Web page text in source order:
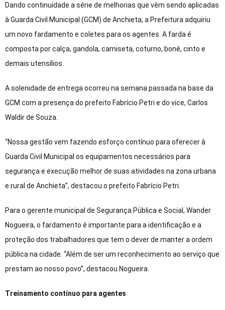
Dando continuidade a série de melhorias que vêm sendo aplicadas
à Guarda Civil Municipal (GCM) de Anchieta, a Prefeitura adquiriu
um novo fardamento e coletes para os agentes. A farda é
composta por calça, gandola, camiseta, coturno, boné, cinto e
demais utensílios.
A solenidade de entrega ocorreu na semana passada na base da
GCM com a presença do prefeito Fabrício Petri e do vice, Carlos
Waldir de Souza.
“Nossa gestão vem fazendo esforço contínuo para oferecer à
Guarda Civil Municipal os equipamentos necessários para
segurança e execução melhor de suas atividades na zona urbana
e rural de Anchieta”, destacou o prefeito Fabrício Petri.
Para o gerente municipal de Segurança Pública e Social, Wander
Nogueira, o fardamento é importante para a identificação e a
proteção dos trabalhadores que tem o dever de manter a ordem
pública na cidade. “Além de ser um reconhecimento ao serviço que
prestam ao nosso povo”, destacou Nogueira.
Treinamento contínuo para agentes